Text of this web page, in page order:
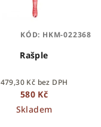
Rašple
479,30 Kč bez DPH
580 Kč
Skladem
KÓD: HKM-022368